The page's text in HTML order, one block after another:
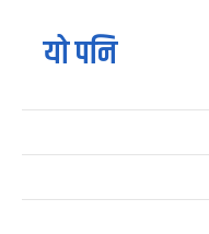
यो पनि